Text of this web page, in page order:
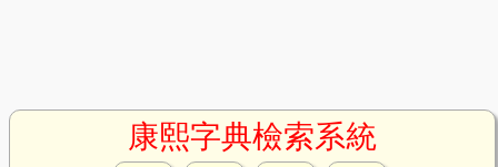
康熙字典檢索系統